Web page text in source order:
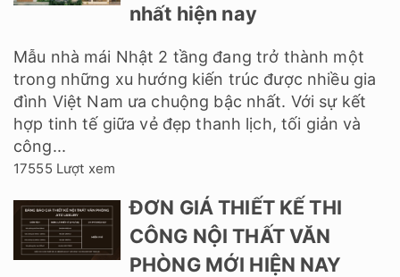
nhất hiện nay
Mẫu nhà mái Nhật 2 tầng đang trở thành một
trong những xu hướng kiến trúc được nhiều gia
đình Việt Nam ưa chuộng bậc nhất. Với sự kết
hợp tinh tế giữa vẻ đẹp thanh lịch, tối giản và
công...
17555 Lượt xem
ĐƠN GIÁ THIẾT KẾ THI
CÔNG NỘI THẤT VĂN
PHÒNG MỚI HIỆN NAY